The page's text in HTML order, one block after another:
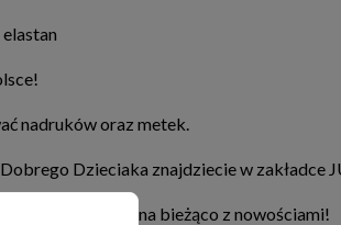
elastan
nadruków oraz metek.
Dzieciaka znajdziecie w zakładce
media,żeby być na bieżąco z nowościami!